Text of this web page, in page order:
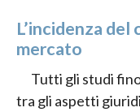
L’incidenza
mercato
Tutti gli studi
tra gli aspetti